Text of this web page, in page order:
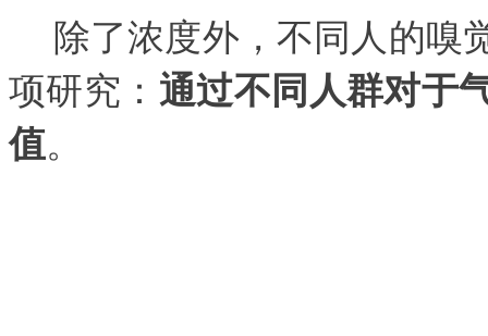
除了浓度外，不同人的嗅
项研究： 通过不同人群对于
值。